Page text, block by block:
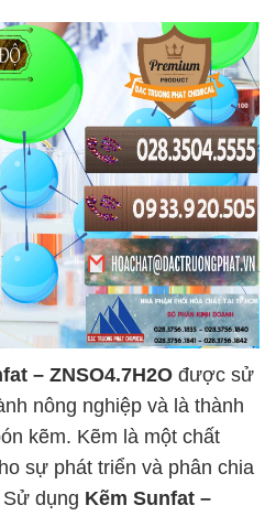
– ZNSO4.7H2O được sử
nông nghiệp và là thành
kẽm. Kẽm là một chất
sự phát triển và phân chia
dụng Kẽm Sunfat –